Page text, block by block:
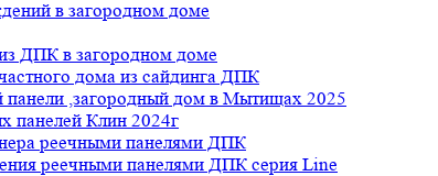
в загородном доме
ДПК в загородном доме
дома из сайдинга ДПК
,загородный дом в Мытищах 2025
панелей Клин 2024г
реечными панелями ДПК
реечными панелями ДПК серия Line